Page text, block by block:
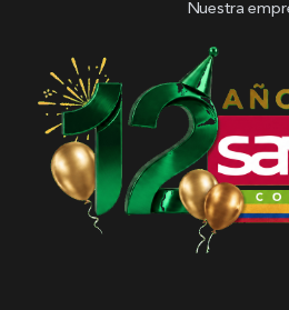
Nuestra